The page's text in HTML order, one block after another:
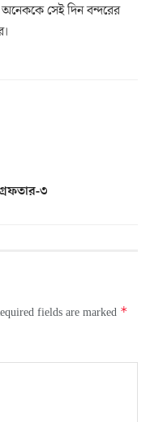
সেই দিন বন্দরের
৩
fields are marked *